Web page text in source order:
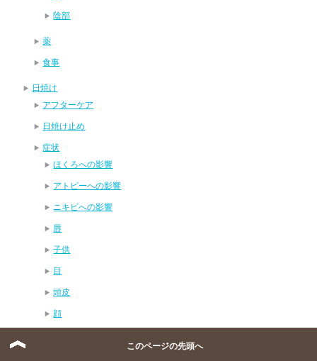
陰部
薬
食事
日焼け
アフターケア
日焼け止め
症状
ほくろへの影響
アトピーへの影響
ニキビへの影響
唇
子供
目
頭皮
顔
このページの先頭へ